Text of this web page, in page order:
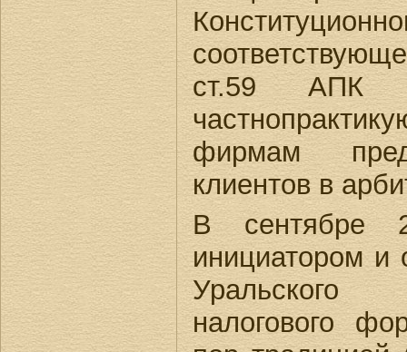
ст.59 АПК
фирмам
клиентов в
В сентябре
инициатором и
Уральского
налогового